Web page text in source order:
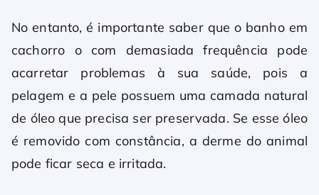
No entanto, é importante saber que o banho em
cachorro o com demasiada frequência pode
acarretar problemas à sua saúde, pois a
pelagem e a pele possuem uma camada natural
de óleo que precisa ser preservada. Se esse óleo
é removido com constância, a derme do animal
pode ficar seca e irritada.